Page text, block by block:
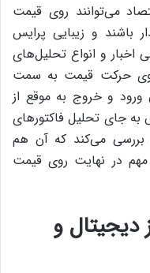
می‌توانند روی قیمت
باشند و زیبایی پرایس
اخبار و انواع تحلیل‌های
روی حرکت قیمت به سمت
ورود و خروج به موقع از
به جای تحلیل فاکتورهای
بررسی می‌کند که آن هم
مهم در نهایت روی قیمت
دیجیتال و